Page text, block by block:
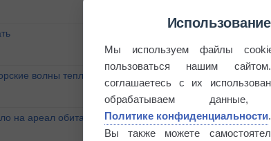
волны тепла
на ареал обитания бабочек
Мы используем файлы
пользоваться нашим
соглашаетесь с их
обрабатываем
Политике конфиденциальности.
Вы также можете